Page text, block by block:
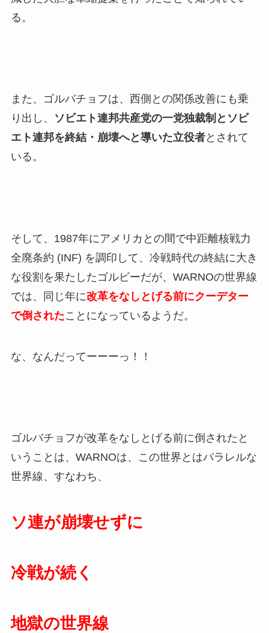
る。
また、ゴルバチョフは、西側との関係改善にも乗
り出し、
ソビエト連邦共産党の一党独裁制とソビ
エト連邦を終結・崩壊へと導いた立役者とされて
いる。
そして、1987年にアメリカとの間で中距離核戦力
全廃条約 (INF) を調印して、冷戦時代の終結に大き
な役割を果たしたゴルビーだが、WARNOの世界線
では、同じ年に改革をなしとげる前にクーデター
で倒されたことになっているようだ。
な、なんだってーーーっ！！
ゴルバチョフが改革をなしとげる前に倒されたと
いうことは、WARNOは、この世界とはパラレルな
世界線、すなわち、
ソ連が崩壊せずに
冷戦が続く
地獄の世界線